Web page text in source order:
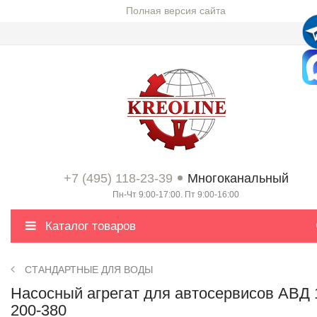
Полная версия сайта
+7 (495) 118-23-39 Многоканальный
Пн-Чт 9:00-17:00. Пт 9:00-16:00
Каталог товаров
СТАНДАРТНЫЕ ДЛЯ ВОДЫ
Насосный агрегат для автосервисов АВД
200-380